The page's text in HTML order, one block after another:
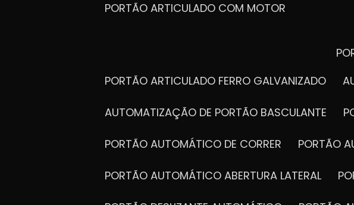
PORTÃO ARTICULADO COM MOTOR
PORTÃO ARTICULADO FERRO GALVANIZADO
AUTOMATIZAÇÃO DE PORTÃO BASCULANTE
PORTÃO AUTOMÁTICO DE CORRER PORTÃO
PORTÃO AUTOMÁTICO ABERTURA LATERAL